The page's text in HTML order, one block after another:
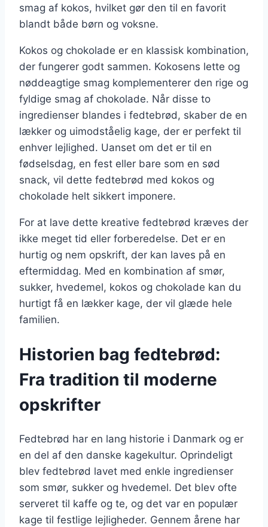
smag af kokos, hvilket gør den til en favorit
blandt både børn og voksne.
Kokos og chokolade er en klassisk kombination,
der fungerer godt sammen. Kokosens lette og
nøddeagtige smag komplementerer den rige og
fyldige smag af chokolade. Når disse to
ingredienser blandes i fedtebrød, skaber de en
lækker og uimodståelig kage, der er perfekt til
enhver lejlighed. Uanset om det er til en
fødselsdag, en fest eller bare som en sød
snack, vil dette fedtebrød med kokos og
chokolade helt sikkert imponere.
For at lave dette kreative fedtebrød kræves der
ikke meget tid eller forberedelse. Det er en
hurtig og nem opskrift, der kan laves på en
eftermiddag. Med en kombination af smør,
sukker, hvedemel, kokos og chokolade kan du
hurtigt få en lækker kage, der vil glæde hele
familien.
Historien bag fedtebrød:
Fra tradition til moderne
opskrifter
Fedtebrød har en lang historie i Danmark og er
en del af den danske kagekultur. Oprindeligt
blev fedtebrød lavet med enkle ingredienser
som smør, sukker og hvedemel. Det blev ofte
serveret til kaffe og te, og det var en populær
kage til festlige lejligheder. Gennem årene har